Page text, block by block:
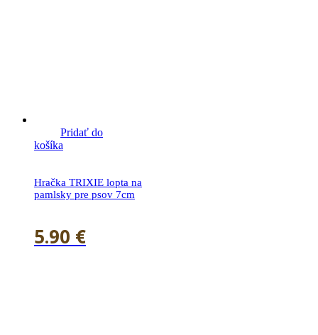
Pridať do
košíka
Hračka TRIXIE lopta na
pamlsky pre psov 7cm
5.90 €